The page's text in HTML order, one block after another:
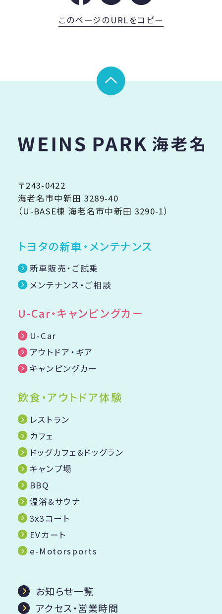
このページのURLをコピー
〒243-0422
海老名市中新田 3289-40
（U-BASE棟 海老名市中新田 3290-1）
トヨタの新車・メンテナンス
新車販売・ご試乗
メンテナンス・ご相談
U-Car・キャンピングカー
U-Car
アウトドア・ギア
キャンピングカー
飲食・アウトドア体験
レストラン
カフェ
ドッグカフェ&ドッグラン
キャンプ場
BBQ
温浴&サウナ
3x3コート
EVカート
e-Motorsports
お知らせ一覧
アクセス・営業時間